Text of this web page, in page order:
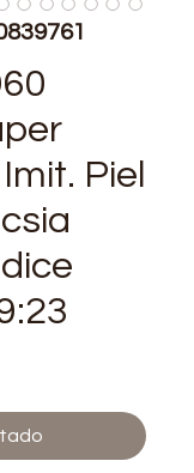
Piel